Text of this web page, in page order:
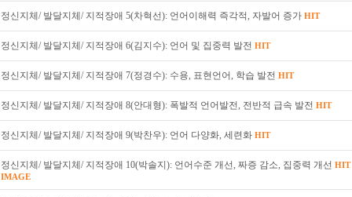
정신지체/ 발달지체/ 지적장애 5(차혁선): 언어이해력 즉각적, 자발어 증가 HIT
정신지체/ 발달지체/ 지적장애 6(김지수): 언어 및 집중력 발전 HIT
정신지체/ 발달지체/ 지적장애 7(정경수): 수용, 표현언어, 학습 발전 HIT
정신지체/ 발달지체/ 지적장애 8(안대형): 폭발적 언어발전, 전반적 급속 발전 HIT
정신지체/ 발달지체/ 지적장애 9(박찬우): 언어 다양화, 세련화 HIT
정신지체/ 발달지체/ 지적장애 10(박솔지): 언어수준 개선, 짜증 감소, 집중력 개선 HIT
IMAGE